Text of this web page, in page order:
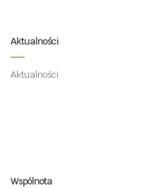
Aktualności
Aktualności
Wspólnota